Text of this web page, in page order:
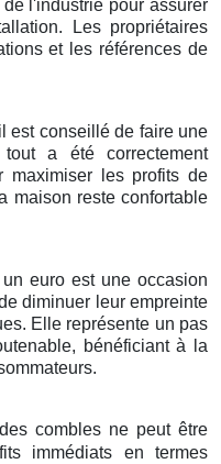
l'industrie pour assurer
Les propriétaires
et les références de
est conseillé de faire une
a été correctement
maximiser les profits de
maison reste confortable
euro est une occasion
diminuer leur empreinte
Elle représente un pas
bénéficiant à la
combles ne peut être
immédiats en termes